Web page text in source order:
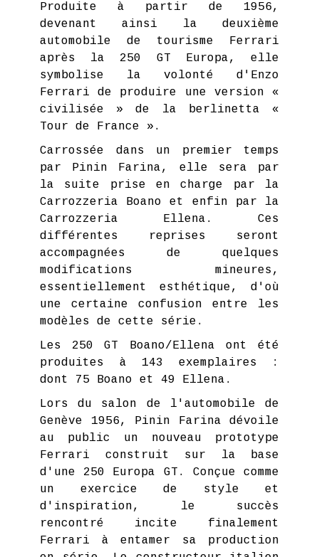
Produite à partir de 1956,
devenant ainsi la deuxième
automobile de tourisme Ferrari
après la 250 GT Europa, elle
symbolise la volonté d'Enzo
Ferrari de produire une version «
civilisée » de la berlinetta «
Tour de France ».
Carrossée dans un premier temps
par Pinin Farina, elle sera par
la suite prise en charge par la
Carrozzeria Boano et enfin par la
Carrozzeria Ellena. Ces
différentes reprises seront
accompagnées de quelques
modifications mineures,
essentiellement esthétique, d'où
une certaine confusion entre les
modèles de cette série.
Les 250 GT Boano/Ellena ont été
produites à 143 exemplaires :
dont 75 Boano et 49 Ellena.
Lors du salon de l'automobile de
Genève 1956, Pinin Farina dévoile
au public un nouveau prototype
Ferrari construit sur la base
d'une 250 Europa GT. Conçue comme
un exercice de style et
d'inspiration, le succès
rencontré incite finalement
Ferrari à entamer sa production